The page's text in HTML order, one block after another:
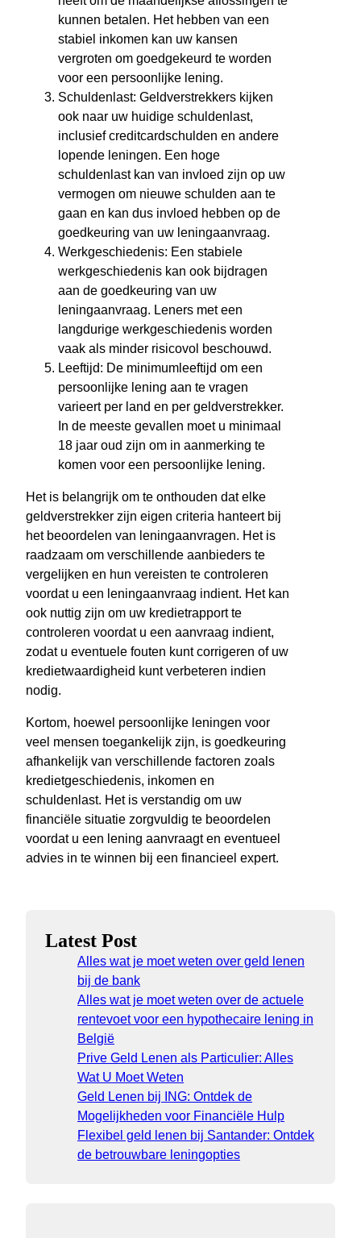
kunnen betalen. Het hebben van een
stabiel inkomen kan uw kansen
vergroten om goedgekeurd te worden
voor een persoonlijke lening.
Schuldenlast: Geldverstrekkers kijken
ook naar uw huidige schuldenlast,
inclusief creditcardschulden en andere
lopende leningen. Een hoge
schuldenlast kan van invloed zijn op uw
vermogen om nieuwe schulden aan te
gaan en kan dus invloed hebben op de
goedkeuring van uw leningaanvraag.
Werkgeschiedenis: Een stabiele
werkgeschiedenis kan ook bijdragen
aan de goedkeuring van uw
leningaanvraag. Leners met een
langdurige werkgeschiedenis worden
vaak als minder risicovol beschouwd.
Leeftijd: De minimumleeftijd om een
persoonlijke lening aan te vragen
varieert per land en per geldverstrekker.
In de meeste gevallen moet u minimaal
18 jaar oud zijn om in aanmerking te
komen voor een persoonlijke lening.
Het is belangrijk om te onthouden dat elke
geldverstrekker zijn eigen criteria hanteert bij
het beoordelen van leningaanvragen. Het is
raadzaam om verschillende aanbieders te
vergelijken en hun vereisten te controleren
voordat u een leningaanvraag indient. Het kan
ook nuttig zijn om uw kredietrapport te
controleren voordat u een aanvraag indient,
zodat u eventuele fouten kunt corrigeren of uw
kredietwaardigheid kunt verbeteren indien
nodig.
Kortom, hoewel persoonlijke leningen voor
veel mensen toegankelijk zijn, is goedkeuring
afhankelijk van verschillende factoren zoals
kredietgeschiedenis, inkomen en
schuldenlast. Het is verstandig om uw
financiële situatie zorgvuldig te beoordelen
voordat u een lening aanvraagt en eventueel
advies in te winnen bij een financieel expert.
Latest Post
Alles wat je moet weten over geld lenen
bij de bank
Alles wat je moet weten over de actuele
rentevoet voor een hypothecaire lening in
België
Prive Geld Lenen als Particulier: Alles
Wat U Moet Weten
Geld Lenen bij ING: Ontdek de
Mogelijkheden voor Financiële Hulp
Flexibel geld lenen bij Santander: Ontdek
de betrouwbare leningopties